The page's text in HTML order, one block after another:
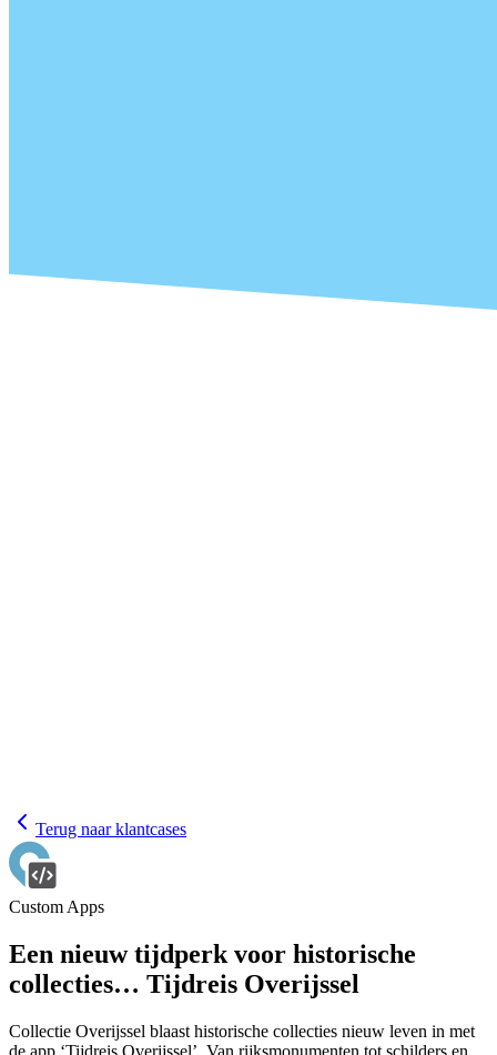
Terug naar klantcases
Custom Apps
Een nieuw tijdperk voor historische
collecties… Tijdreis Overijssel
Collectie Overijssel blaast historische collecties nieuw leven in met
de app ‘Tijdreis Overijssel’. Van rijksmonumenten tot schilders en